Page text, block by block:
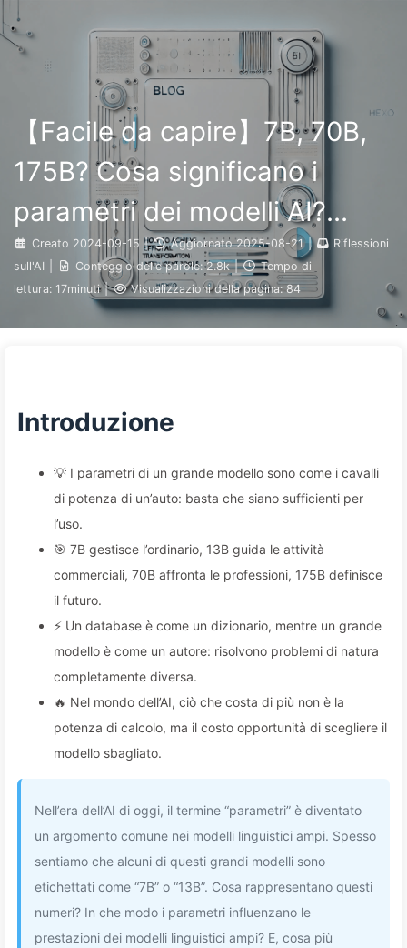
Il Percorso verso la Trasformazione dell'IA
Informazioni 🇮🇹 Italiano
【Facile da capire】7B, 70B,
175B? Cosa significano i
parametri dei modelli AI?
Come le aziende possono
scegliere la giusta soluzione
di modelli ampi? — Impariamo
Creato 2024-09-15 | Aggiornato 2025-08-21 |
Riflessioni
sull'AI
Conteggio delle parole: 2.8k |
Tempo di
lettura: 17minuti | Visualizzazioni della pagina: 84
Introduzione
💡 I parametri di un grande modello sono come i cavalli
di potenza di un’auto: basta che siano sufficienti per
l’uso.
🎯 7B gestisce l’ordinario, 13B guida le attività
commerciali, 70B affronta le professioni, 175B definisce
il futuro.
⚡ Un database è come un dizionario, mentre un grande
modello è come un autore: risolvono problemi di natura
completamente diversa.
🔥 Nel mondo dell’AI, ciò che costa di più non è la
potenza di calcolo, ma il costo opportunità di scegliere il
modello sbagliato.
Nell’era dell’AI di oggi, il termine “parametri” è diventato
un argomento comune nei modelli linguistici ampi. Spesso
sentiamo che alcuni di questi grandi modelli sono
etichettati come “7B” o “13B”. Cosa rappresentano questi
numeri? In che modo i parametri influenzano le
prestazioni dei modelli linguistici ampi? E, cosa più